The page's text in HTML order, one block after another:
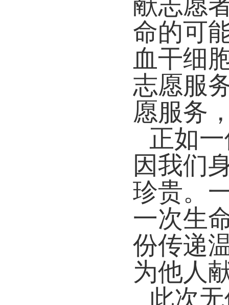
命的可
血干细
志愿服
愿服务
正如
因我们
珍贵。
一次生
份传递
为他人
此次